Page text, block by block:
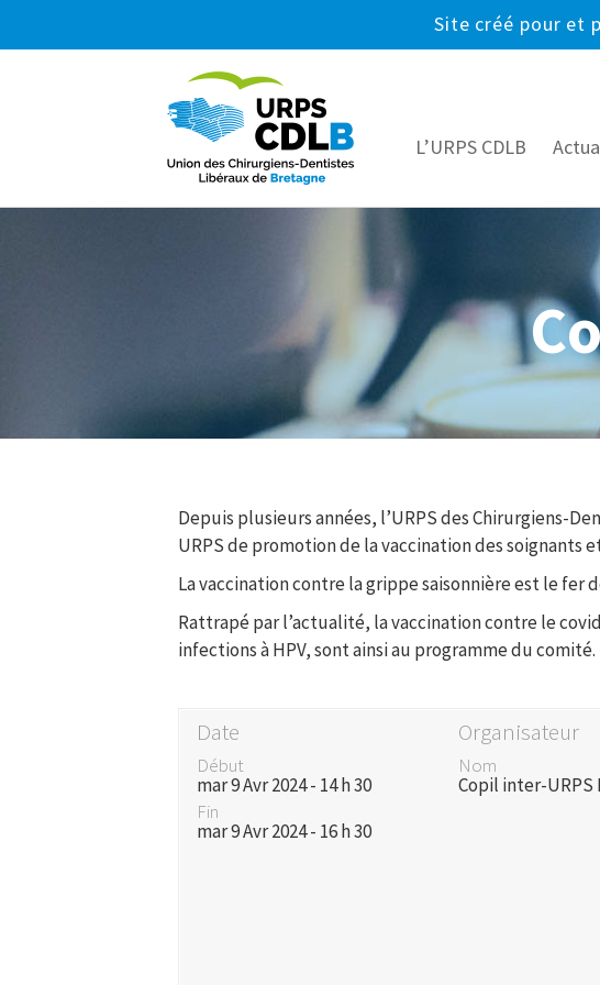
Site créé pour et
L’URPS CDLB
Depuis plusieurs années, l’URPS des Chirurgiens-
URPS de promotion de la vaccination des soignants
La vaccination contre la grippe saisonnière est le fer
Rattrapé par l’actualité, la vaccination contre le
infections à HPV, sont ainsi au programme du comité.
Date
Début
mar 9 Avr 2024 - 14 h 30
Fin
mar 9 Avr 2024 - 16 h 30
Organisateur
Nom
Copil inter-URPS